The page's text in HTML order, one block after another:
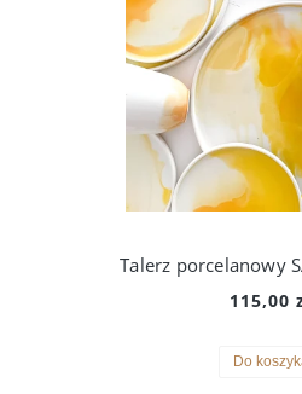
Talerz porcelanowy
115,00
Do